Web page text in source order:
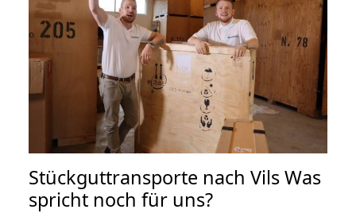
Stückguttransporte nach Vils Was
spricht noch für uns?